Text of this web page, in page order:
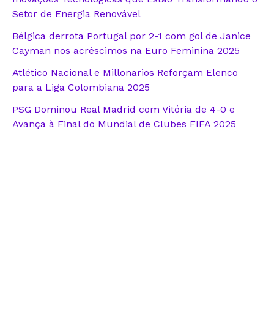
Setor de Energia Renovável
Bélgica derrota Portugal por 2-1 com gol de Janice
Cayman nos acréscimos na Euro Feminina 2025
Atlético Nacional e Millonarios Reforçam Elenco
para a Liga Colombiana 2025
PSG Dominou Real Madrid com Vitória de 4-0 e
Avança à Final do Mundial de Clubes FIFA 2025